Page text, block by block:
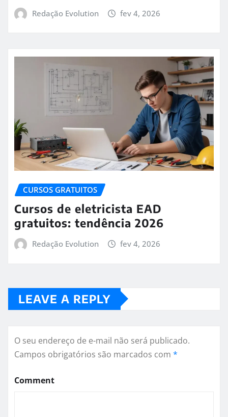
Redação Evolution fev 4, 2026
CURSOS GRATUITOS
Cursos de eletricista EAD
gratuitos: tendência 2026
Redação Evolution fev 4, 2026
LEAVE A REPLY
O seu endereço de e-mail não será publicado.
Campos obrigatórios são marcados com *
Comment